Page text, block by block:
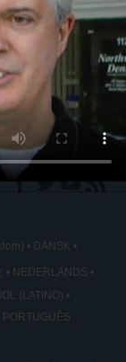
DANSK
NEDERLANDS
(LATINO)
PORTUGUÊS